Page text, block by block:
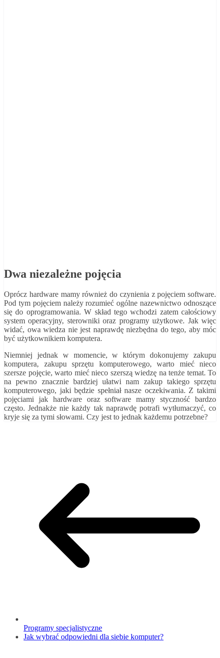
Dwa niezależne pojęcia
Oprócz hardware mamy również do czynienia z pojęciem software.
Pod tym pojęciem należy rozumieć ogólne nazewnictwo odnoszące
się do oprogramowania. W skład tego wchodzi zatem całościowy
system operacyjny, sterowniki oraz programy użytkowe. Jak więc
widać, owa wiedza nie jest naprawdę niezbędna do tego, aby móc
być użytkownikiem komputera.
Niemniej jednak w momencie, w którym dokonujemy zakupu
komputera, zakupu sprzętu komputerowego, warto mieć nieco
szersze pojęcie, warto mieć nieco szerszą wiedzę na tenże temat. To
na pewno znacznie bardziej ułatwi nam zakup takiego sprzętu
komputerowego, jaki będzie spełniał nasze oczekiwania. Z takimi
pojęciami jak hardware oraz software mamy styczność bardzo
często. Jednakże nie każdy tak naprawdę potrafi wytłumaczyć, co
kryje się za tymi słowami. Czy jest to jednak każdemu potrzebne?
Programy specjalistyczne
Jak wybrać odpowiedni dla siebie komputer?